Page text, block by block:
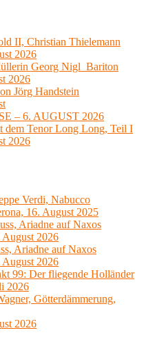
II, Christian Thielemann
2026
Georg Nigl Bariton
2026
Jörg Handstein
– 6. AUGUST 2026
dem Tenor Long Long, Teil I
2026
Verdi, Nabucco
16. August 2025
Ariadne auf Naxos
2026
Ariadne auf Naxos
2026
99: Der fliegende Holländer
2026
Götterdämmerung,
2026